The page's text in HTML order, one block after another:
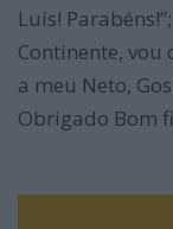
Luís!
Continente, vou
a meu Neto,
Obrigado Bom